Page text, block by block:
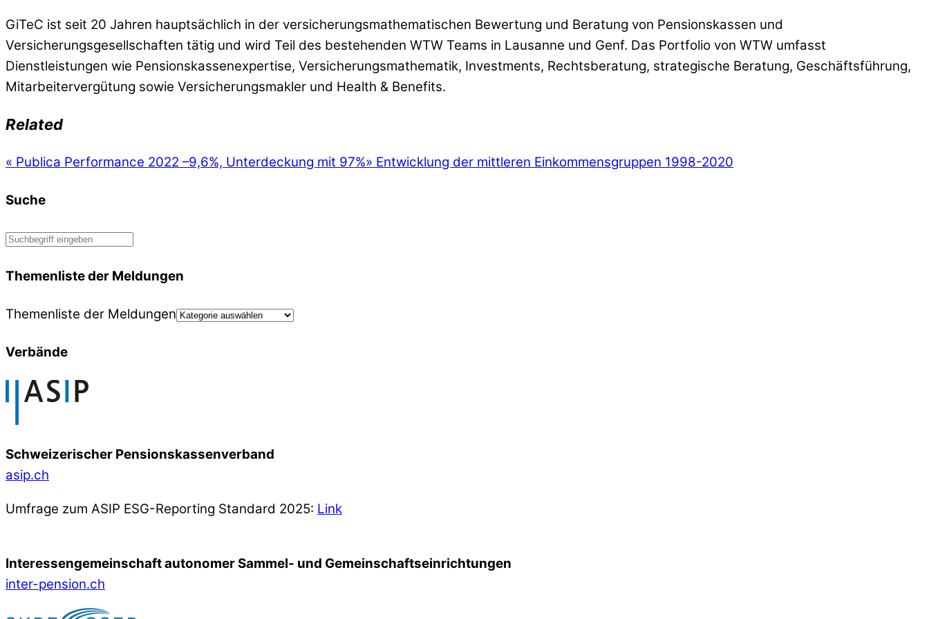
GiTeC ist seit 20 Jahren hauptsächlich in der versicherungsmathematischen Bewertung und Beratung von Pensionskassen und
Versicherungsgesellschaften tätig und wird Teil des bestehenden WTW Teams in Lausanne und Genf. Das Portfolio von WTW umfasst
Dienstleistungen wie Pensionskassenexpertise, Versicherungsmathematik, Investments, Rechtsberatung, strategische Beratung, Geschäftsführung,
Mitarbeitervergütung sowie Versicherungsmakler und Health & Benefits.
Related
« Publica Performance 2022 –9,6%, Unterdeckung mit 97%» Entwicklung der mittleren Einkommensgruppen 1998-2020
Suche
Themenliste der Meldungen
Themenliste der Meldungen
Verbände
Schweizerischer Pensionskassenverband
asip.ch
Umfrage zum ASIP ESG-Reporting Standard 2025: Link
Interessengemeinschaft autonomer Sammel- und Gemeinschafts­einrichtungen
inter-pension.ch